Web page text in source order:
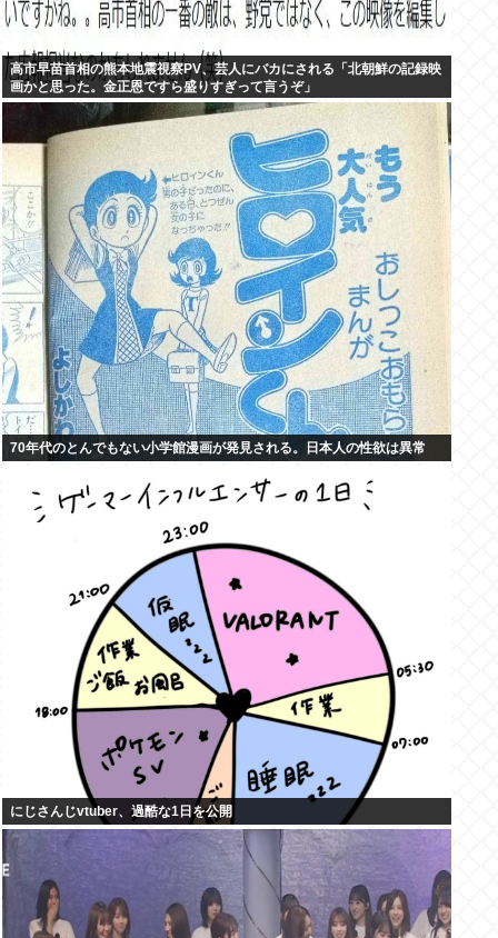
高市早苗首相の熊本地震視察PV、芸人にバカにされる「北朝鮮の記録映
画かと思った。金正恩ですら盛りすぎって言うぞ」
70年代のとんでもない小学館漫画が発見される。日本人の性欲は異常
にじさんじvtuber、過酷な1日を公開